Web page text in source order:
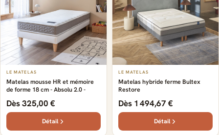
LE MATELAS
Matelas mousse HR et mémoire
de forme 18 cm - Absolu 2.0 -
Dès 325,00 €
Détail
LE MATELAS
Matelas hybride ferme Bultex
Restore
Dès 1 494,67 €
Détail